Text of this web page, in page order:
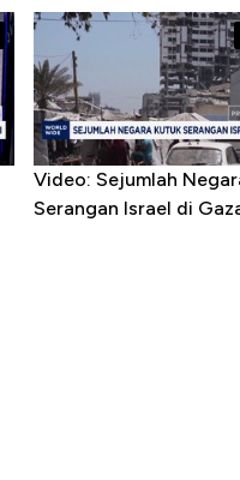
Video: Sejumlah
Serangan Israel di